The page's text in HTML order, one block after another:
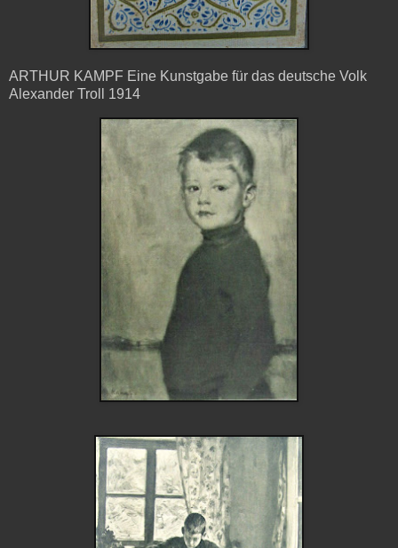
ARTHUR KAMPF Eine Kunstgabe für das deutsche Volk
Alexander Troll 1914